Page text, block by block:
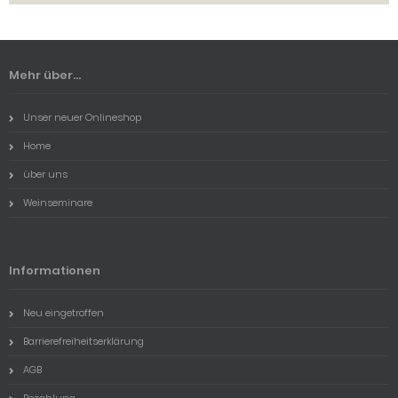
Mehr über...
Unser neuer Onlineshop
Home
über uns
Weinseminare
Informationen
Neu eingetroffen
Barrierefreiheitserklärung
AGB